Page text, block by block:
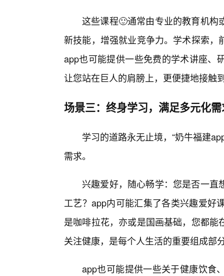
这些课程🙂通常由专业的教育机构
新技能，增强就业竞争力。学术探索
app也可能提供一些免费的学术讲座、
让您站在巨人的肩膀上，更便捷地接触
场景三：终身学习，满足多元化
学习的道路永无止境，“奶牛福建
需求。
兴趣爱好，随心畅学：您是否一
工艺？app内可能汇集了各类兴趣爱好
是咖啡拉花，亦或是国画基础，您都
关注健康，是每个人生活的重要组成部
app也可能提供一些关于健康饮食